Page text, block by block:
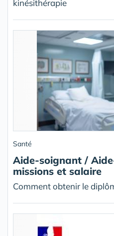
kinésithérapie
Santé
Aide-soignant /
missions et salaire
Comment obtenir le